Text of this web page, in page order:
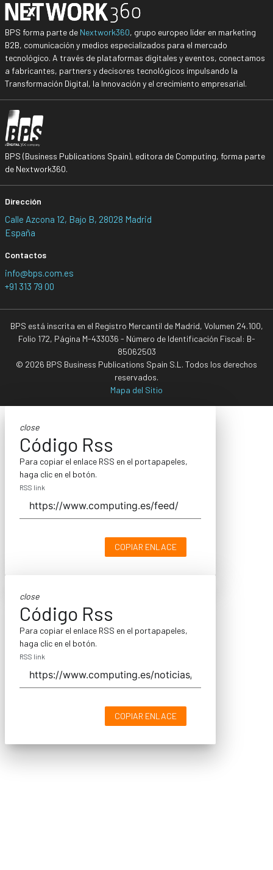
BPS forma parte de Nextwork360, grupo europeo líder en marketing
B2B, comunicación y medios especializados para el mercado
tecnológico. A través de plataformas digitales y eventos, conectamos
a fabricantes, partners y decisores tecnológicos impulsando la
Transformación Digital, la Innovación y el crecimiento empresarial.
BPS (Business Publications Spain), editora de Computing, forma parte
de Nextwork360.
Dirección
Calle Azcona 12, Bajo B, 28028 Madrid
España
Contactos
info@bps.com.es
+91 313 79 00
BPS está inscrita en el Registro Mercantil de Madrid, Volumen 24.100,
Folio 172, Página M-433036 - Número de Identificación Fiscal: B-
85062503
© 2026 BPS Business Publications Spain S.L. Todos los derechos
reservados.
Mapa del Sitio
close
Código Rss
Para copiar el enlace RSS en el portapapeles,
haga clic en el botón.
RSS link
COPIAR ENLACE
close
Código Rss
Para copiar el enlace RSS en el portapapeles,
haga clic en el botón.
RSS link
COPIAR ENLACE